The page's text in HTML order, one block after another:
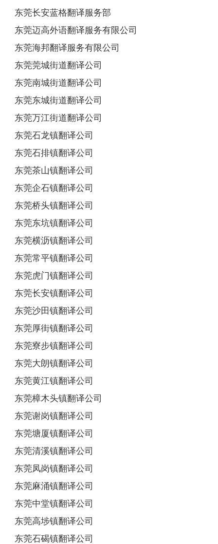
东莞长安蓝格翻译服务部
东莞迈高外语翻译服务有限公司
东莞海邦翻译服务有限公司
东莞莞城街道翻译公司
东莞南城街道翻译公司
东莞东城街道翻译公司
东莞万江街道翻译公司
东莞石龙镇翻译公司
东莞石排镇翻译公司
东莞茶山镇翻译公司
东莞企石镇翻译公司
东莞桥头镇翻译公司
东莞东坑镇翻译公司
东莞横沥镇翻译公司
东莞常平镇翻译公司
东莞虎门镇翻译公司
东莞长安镇翻译公司
东莞沙田镇翻译公司
东莞厚街镇翻译公司
东莞寮步镇翻译公司
东莞大朗镇翻译公司
东莞黄江镇翻译公司
东莞樟木头镇翻译公司
东莞谢岗镇翻译公司
东莞塘厦镇翻译公司
东莞清溪镇翻译公司
东莞凤岗镇翻译公司
东莞麻涌镇翻译公司
东莞中堂镇翻译公司
东莞高埗镇翻译公司
东莞石碣镇翻译公司